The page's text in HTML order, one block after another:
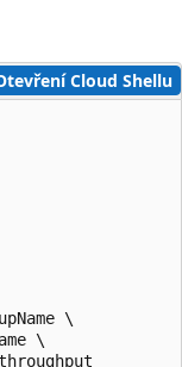
Cloud Shellu
\
\